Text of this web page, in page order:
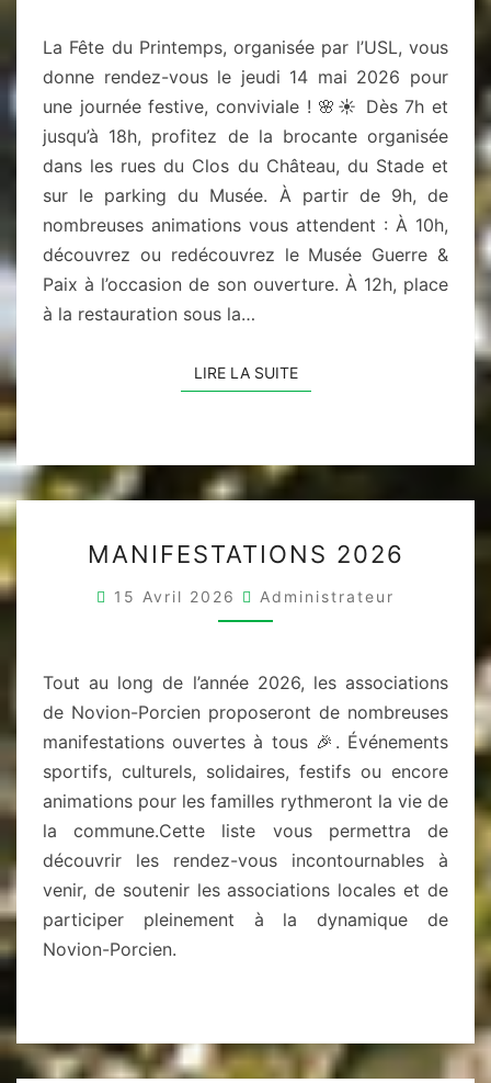
PORCIEN
La Fête du Printemps, organisée par l’USL, vous
donne rendez-vous le jeudi 14 mai 2026 pour
une journée festive, conviviale ! 🌸☀️ Dès 7h et
jusqu’à 18h, profitez de la brocante organisée
dans les rues du Clos du Château, du Stade et
sur le parking du Musée. À partir de 9h, de
nombreuses animations vous attendent : À 10h,
découvrez ou redécouvrez le Musée Guerre &
Paix à l’occasion de son ouverture. À 12h, place
à la restauration sous la…
LIRE LA SUITELIRE LA SUITE
2026
MANIFESTATIONS 2026
15 Avril 2026 Administrateur
Tout au long de l’année 2026, les associations
de Novion-Porcien proposeront de nombreuses
manifestations ouvertes à tous 🎉. Événements
sportifs, culturels, solidaires, festifs ou encore
animations pour les familles rythmeront la vie de
la commune.Cette liste vous permettra de
découvrir les rendez-vous incontournables à
venir, de soutenir les associations locales et de
participer pleinement à la dynamique de
Novion-Porcien.